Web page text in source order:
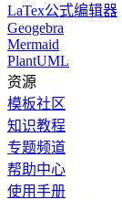
LaTex公式编辑器
Geogebra
Mermaid
PlantUML
资源
模板社区
知识教程
专题频道
帮助中心
使用手册